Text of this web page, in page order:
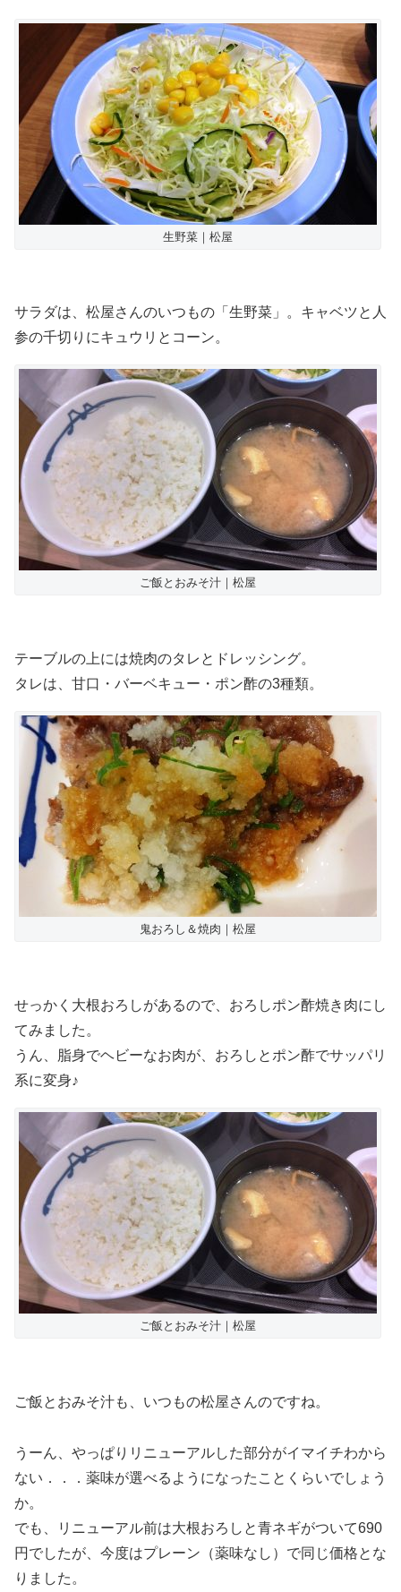
生野菜｜松屋
サラダは、松屋さんのいつもの「生野菜」。キャベツと人
参の千切りにキュウリとコーン。
ご飯とおみそ汁｜松屋
テーブルの上には焼肉のタレとドレッシング。
タレは、甘口・バーベキュー・ポン酢の3種類。
鬼おろし＆焼肉｜松屋
せっかく大根おろしがあるので、おろしポン酢焼き肉にし
てみました。
うん、脂身でヘビーなお肉が、おろしとポン酢でサッパリ
系に変身♪
ご飯とおみそ汁｜松屋
ご飯とおみそ汁も、いつもの松屋さんのですね。
うーん、やっぱりリニューアルした部分がイマイチわから
ない．．．薬味が選べるようになったことくらいでしょう
か。
でも、リニューアル前は大根おろしと青ネギがついて690
円でしたが、今度はプレーン（薬味なし）で同じ価格とな
りました。